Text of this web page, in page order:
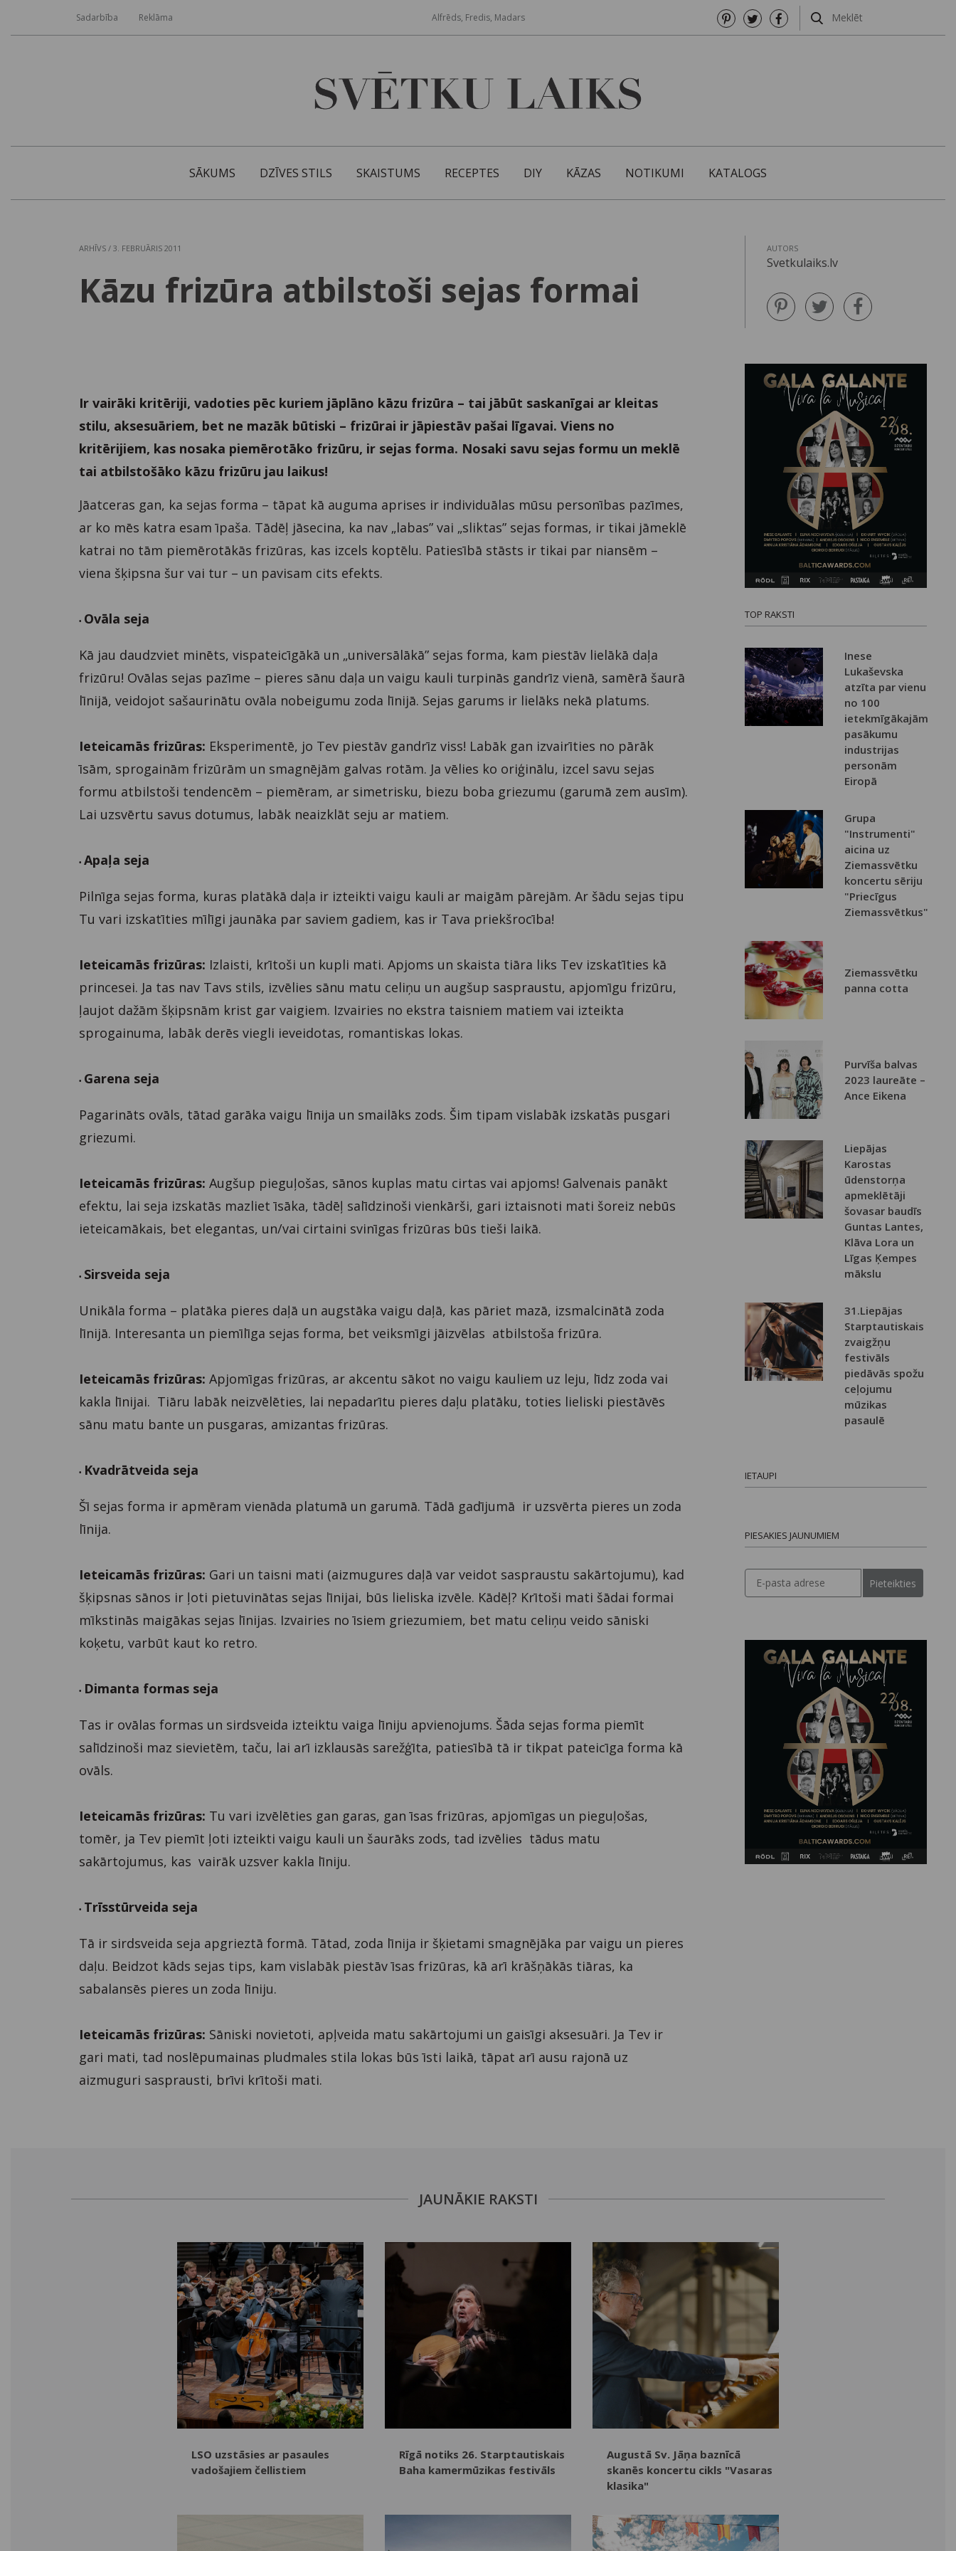
Sadarbība Reklāma Alfrēds, Fredis, Madars
SĀKUMS DZĪVES STILS SKAISTUMS RECEPTES DIY KĀZAS NOTIKUMI KATALOGS
ARHĪVS / 3. FEBRUĀRIS 2011
Kāzu frizūra atbilstoši sejas formai
AUTORS
Svetkulaiks.lv
Ir vairāki kritēriji, vadoties pēc kuriem jāplāno kāzu frizūra – tai jābūt saskanīgai ar kleitas
stilu, aksesuāriem, bet ne mazāk būtiski – frizūrai ir jāpiestāv pašai līgavai. Viens no
kritērijiem, kas nosaka piemērotāko frizūru, ir sejas forma. Nosaki savu sejas formu un meklē
tai atbilstošāko kāzu frizūru jau laikus!
Jāatceras gan, ka sejas forma – tāpat kā auguma aprises ir individuālas mūsu personības pazīmes,
ar ko mēs katra esam īpaša. Tādēļ jāsecina, ka nav „labas” vai „sliktas” sejas formas, ir tikai jāmeklē
katrai no tām piemērotākās frizūras, kas izcels koptēlu. Patiesībā stāsts ir tikai par niansēm –
viena šķipsna šur vai tur – un pavisam cits efekts.
• Ovāla seja
Kā jau daudzviet minēts, vispateicīgākā un „universālākā” sejas forma, kam piestāv lielākā daļa
frizūru! Ovālas sejas pazīme – pieres sānu daļa un vaigu kauli turpinās gandrīz vienā, samērā šaurā
līnijā, veidojot sašaurinātu ovāla nobeigumu zoda līnijā. Sejas garums ir lielāks nekā platums.
Ieteicamās frizūras: Eksperimentē, jo Tev piestāv gandrīz viss! Labāk gan izvairīties no pārāk
īsām, sprogainām frizūrām un smagnējām galvas rotām. Ja vēlies ko oriģinālu, izcel savu sejas
formu atbilstoši tendencēm – piemēram, ar simetrisku, biezu boba griezumu (garumā zem ausīm).
Lai uzsvērtu savus dotumus, labāk neaizklāt seju ar matiem.
•Apaļa seja
Pilnīga sejas forma, kuras platākā daļa ir izteikti vaigu kauli ar maigām pārejām. Ar šādu sejas tipu
Tu vari izskatīties mīlīgi jaunāka par saviem gadiem, kas ir Tava priekšrocība!
Ieteicamās frizūras: Izlaisti, krītoši un kupli mati. Apjoms un skaista tiāra liks Tev izskatīties kā
princesei. Ja tas nav Tavs stils, izvēlies sānu matu celiņu un augšup saspraustu, apjomīgu frizūru,
ļaujot dažām šķipsnām krist gar vaigiem. Izvairies no ekstra taisniem matiem vai izteikta
sprogainuma, labāk derēs viegli ieveidotas, romantiskas lokas.
• Garena seja
Pagarināts ovāls, tātad garāka vaigu līnija un smailāks zods. Šim tipam vislabāk izskatās pusgari
griezumi.
Ieteicamās frizūras: Augšup pieguļošas, sānos kuplas matu cirtas vai apjoms! Galvenais panākt
efektu, lai seja izskatās mazliet īsāka, tādēļ salīdzinoši vienkārši, gari iztaisnoti mati šoreiz nebūs
ieteicamākais, bet elegantas, un/vai cirtaini svinīgas frizūras būs tieši laikā.
• Sirsveida seja
Unikāla forma – platāka pieres daļā un augstāka vaigu daļā, kas pāriet mazā, izsmalcinātā zoda
līnijā. Interesanta un piemīlīga sejas forma, bet veiksmīgi jāizvēlas atbilstoša frizūra.
Ieteicamās frizūras: Apjomīgas frizūras, ar akcentu sākot no vaigu kauliem uz leju, līdz zoda vai
kakla līnijai. Tiāru labāk neizvēlēties, lai nepadarītu pieres daļu platāku, toties lieliski piestāvēs
sānu matu bante un pusgaras, amizantas frizūras.
• Kvadrātveida seja
Šī sejas forma ir apmēram vienāda platumā un garumā. Tādā gadījumā ir uzsvērta pieres un zoda
līnija.
Ieteicamās frizūras: Gari un taisni mati (aizmugures daļā var veidot saspraustu sakārtojumu), kad
šķipsnas sānos ir ļoti pietuvinātas sejas līnijai, būs lieliska izvēle. Kādēļ? Krītoši mati šādai formai
mīkstinās maigākas sejas līnijas. Izvairies no īsiem griezumiem, bet matu celiņu veido sāniski
koķetu, varbūt kaut ko retro.
• Dimanta formas seja
Tas ir ovālas formas un sirdsveida izteiktu vaiga līniju apvienojums. Šāda sejas forma piemīt
salīdzinoši maz sievietēm, taču, lai arī izklausās sarežģīta, patiesībā tā ir tikpat pateicīga forma kā
ovāls.
Ieteicamās frizūras: Tu vari izvēlēties gan garas, gan īsas frizūras, apjomīgas un pieguļošas,
tomēr, ja Tev piemīt ļoti izteikti vaigu kauli un šaurāks zods, tad izvēlies tādus matu
sakārtojumus, kas vairāk uzsver kakla līniju.
• Trīsstūrveida seja
Tā ir sirdsveida seja apgrieztā formā. Tātad, zoda līnija ir šķietami smagnējāka par vaigu un pieres
daļu. Beidzot kāds sejas tips, kam vislabāk piestāv īsas frizūras, kā arī krāšņākās tiāras, ka
sabalansēs pieres un zoda līniju.
Ieteicamās frizūras: Sāniski novietoti, apļveida matu sakārtojumi un gaisīgi aksesuāri. Ja Tev ir
gari mati, tad noslēpumainas pludmales stila lokas būs īsti laikā, tāpat arī ausu rajonā uz
aizmuguri sasprausti, brīvi krītoši mati.
TOP RAKSTI
Inese
Lukaševska
atzīta par vienu
no 100
ietekmīgākajām
pasākumu
industrijas
personām
Eiropā
Grupa
"Instrumenti"
aicina uz
Ziemassvētku
koncertu sēriju
"Priecīgus
Ziemassvētkus"
Ziemassvētku
panna cotta
Purvīša balvas
2023 laureāte –
Ance Eikena
Liepājas
Karostas
ūdenstorņa
apmeklētāji
šovasar baudīs
Guntas Lantes,
Klāva Lora un
Līgas Ķempes
mākslu
31.Liepājas
Starptautiskais
zvaigžņu
festivāls
piedāvās spožu
ceļojumu
mūzikas
pasaulē
IETAUPI
PIESAKIES JAUNUMIEM
Pieteikties
JAUNĀKIE RAKSTI
LSO uzstāsies ar pasaules
vadošajiem čellistiem
Rīgā notiks 26. Starptautiskais
Baha kamermūzikas festivāls
Augustā Sv. Jāņa baznīcā
skanēs koncertu cikls "Vasaras
klasika"